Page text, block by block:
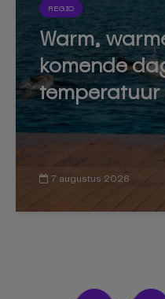
REGIO
Warm,
komende
temperatuur
7 augustus 2026